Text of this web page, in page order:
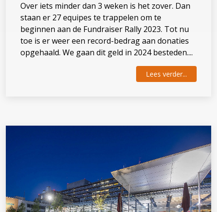
Over iets minder dan 3 weken is het zover. Dan
staan er 27 equipes te trappelen om te
beginnen aan de Fundraiser Rally 2023. Tot nu
toe is er weer een record-bedrag aan donaties
opgehaald. We gaan dit geld in 2024 besteden....
Lees verder...